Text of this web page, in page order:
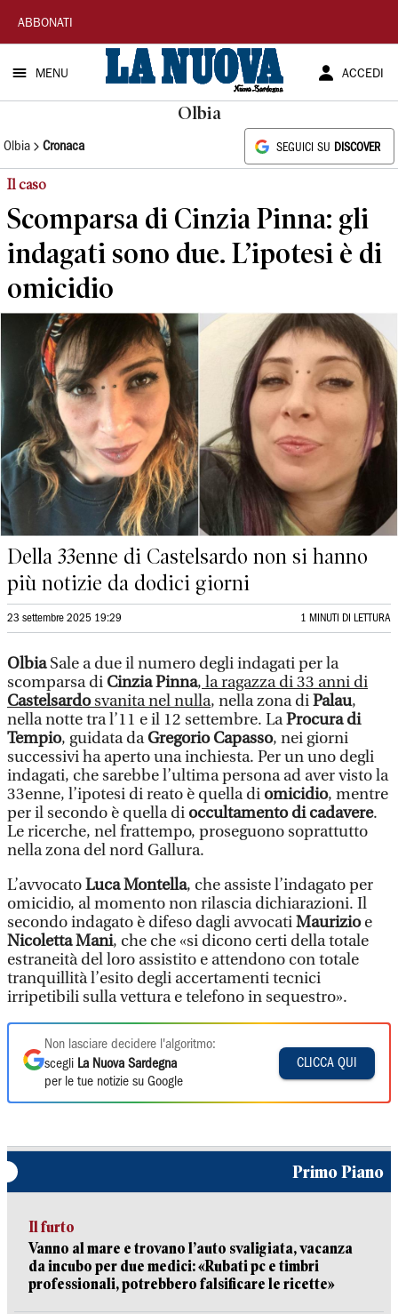
La
Nuova
Sardegna
ABBONATI
MENU ACCEDI
Olbia
Olbia Cronaca SEGUICI SU DISCOVER
Il caso
Scomparsa di Cinzia Pinna: gli
indagati sono due. L’ipotesi è di
omicidio
Della 33enne di Castelsardo non si hanno
più notizie da dodici giorni
23 settembre 2025 19:29 1 MINUTI DI LETTURA
OlbiaSale a due il numero degli indagati per la
scomparsa di Cinzia Pinna, la ragazza di 33 anni di
Castelsardosvanita nel nulla, nella zona diPalau,
nella notte tra l’11 e il 12 settembre. LaProcura di
Tempio, guidata daGregorio Capasso, nei giorni
successivi ha aperto una inchiesta. Per un uno degli
indagati, che sarebbe l’ultima persona ad aver visto la
33enne, l’ipotesi di reato è quella di omicidio, mentre
per il secondo è quella di occultamento di cadavere.
Le ricerche, nel frattempo, proseguono soprattutto
nella zona del nord Gallura.
L’avvocatoLuca Montella, che assiste l’indagato per
omicidio, al momento non rilascia dichiarazioni. Il
secondo indagato è difeso dagli avvocatiMaurizioe
Nicoletta Mani, che che «si dicono certi della totale
estraneità del loro assistito e attendono con totale
tranquillità l’esito degli accertamenti tecnici
irripetibili sulla vettura e telefono in sequestro».
Non lasciare decidere l'algoritmo:
scegli La Nuova Sardegna
per le tue notizie su Google
CLICCA QUI
Primo Piano
Il furto
Vanno al mare e trovano l’auto svaligiata, vacanza
da incubo per due medici: «Rubati pc e timbri
professionali, potrebbero falsificare le ricette»